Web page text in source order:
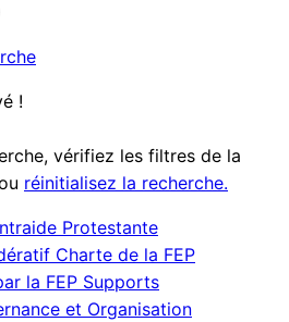
!
vérifiez les filtres de la
réinitialisez la recherche.
Protestante
Charte de la FEP
la FEP Supports
et Organisation